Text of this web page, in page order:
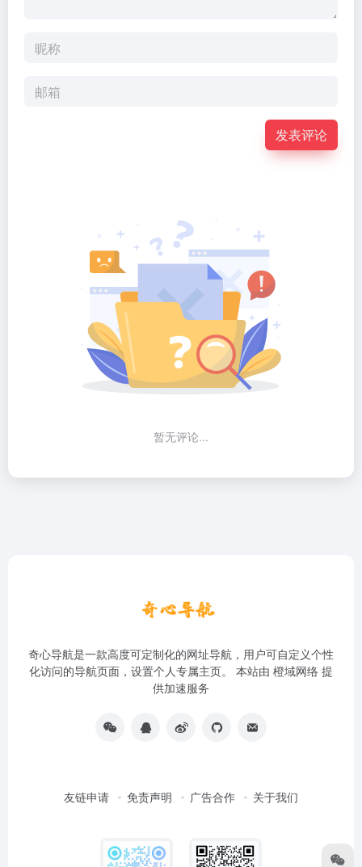
发表评论
暂无评论...
奇心导航是一款高度可定制化的网址导航，用户可自定义个性
化访问的导航页面，设置个人专属主页。 本站由 橙域网络 提
供加速服务
友链申请 免责声明 广告合作 关于我们